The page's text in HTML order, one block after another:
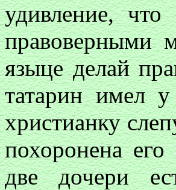
удивление,
правоверными
языце делай
татарин имел
христианку
похоронена
две дочери